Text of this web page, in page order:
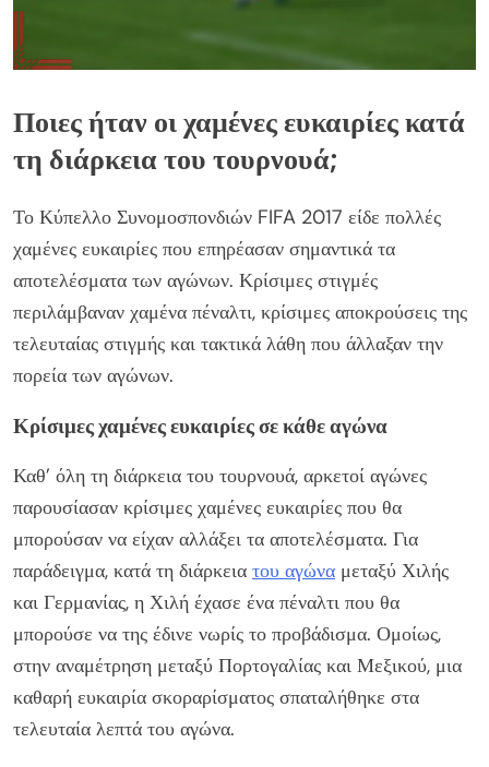
Ποιες ήταν οι χαμένες ευκαιρίες κατά
τη διάρκεια του τουρνουά;
Το Κύπελλο Συνομοσπονδιών FIFA 2017 είδε πολλές
χαμένες ευκαιρίες που επηρέασαν σημαντικά τα
αποτελέσματα των αγώνων. Κρίσιμες στιγμές
περιλάμβαναν χαμένα πέναλτι, κρίσιμες αποκρούσεις της
τελευταίας στιγμής και τακτικά λάθη που άλλαξαν την
πορεία των αγώνων.
Κρίσιμες χαμένες ευκαιρίες σε κάθε αγώνα
Καθ’ όλη τη διάρκεια του τουρνουά, αρκετοί αγώνες
παρουσίασαν κρίσιμες χαμένες ευκαιρίες που θα
μπορούσαν να είχαν αλλάξει τα αποτελέσματα. Για
παράδειγμα, κατά τη διάρκεια του αγώνα μεταξύ Χιλής
και Γερμανίας, η Χιλή έχασε ένα πέναλτι που θα
μπορούσε να της έδινε νωρίς το προβάδισμα. Ομοίως,
στην αναμέτρηση μεταξύ Πορτογαλίας και Μεξικού, μια
καθαρή ευκαιρία σκοραρίσματος σπαταλήθηκε στα
τελευταία λεπτά του αγώνα.